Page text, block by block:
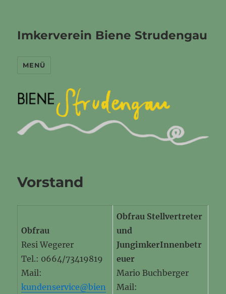
Imkerverein Biene Strudengau
MENÜ
Vorstand
Obfrau
Resi Wegerer
Tel.: 0664/73419819
Mail:
kundenservice@bien
Obfrau Stellvertreter
und
JungimkerInnenbetr
euer
Mario Buchberger
Mail: